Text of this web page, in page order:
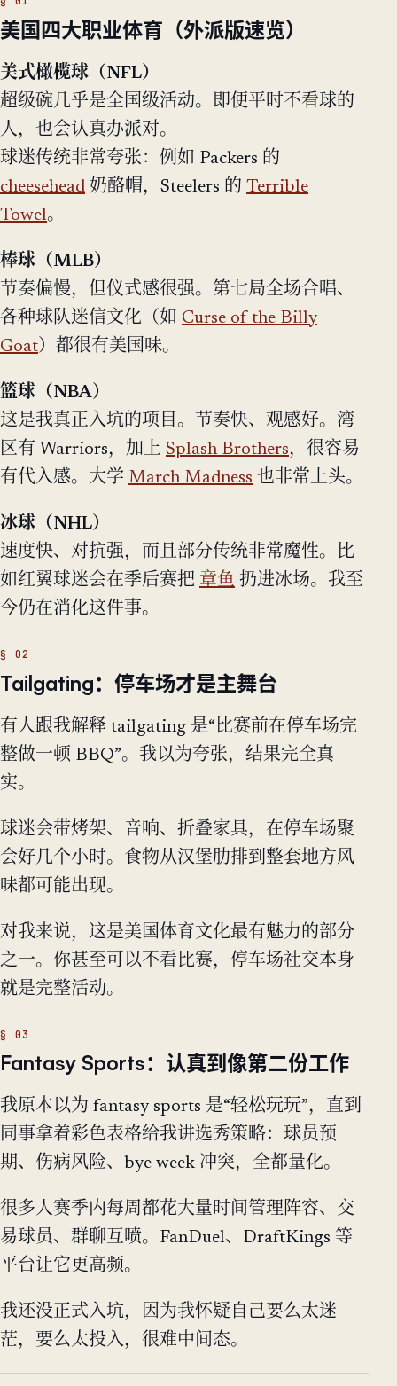
美国四大职业体育（外派版速览）
美式橄榄球（NFL）
超级碗几乎是全国级活动。即便平时不看球的
人，也会认真办派对。
球迷传统非常夸张：例如 Packers 的
cheesehead 奶酪帽，Steelers 的 Terrible
Towel。
棒球（MLB）
节奏偏慢，但仪式感很强。第七局全场合唱、
各种球队迷信文化（如 Curse of the Billy
Goat）都很有美国味。
篮球（NBA）
这是我真正入坑的项目。节奏快、观感好。湾
区有 Warriors，加上 Splash Brothers，很容易
有代入感。大学 March Madness 也非常上头。
冰球（NHL）
速度快、对抗强，而且部分传统非常魔性。比
如红翼球迷会在季后赛把 章鱼 扔进冰场。我至
今仍在消化这件事。
Tailgating：停车场才是主舞台
有人跟我解释 tailgating 是“比赛前在停车场完
整做一顿 BBQ”。我以为夸张，结果完全真
实。
球迷会带烤架、音响、折叠家具，在停车场聚
会好几个小时。食物从汉堡肋排到整套地方风
味都可能出现。
对我来说，这是美国体育文化最有魅力的部分
之一。你甚至可以不看比赛，停车场社交本身
就是完整活动。
Fantasy Sports：认真到像第二份工作
我原本以为 fantasy sports 是“轻松玩玩”，直到
同事拿着彩色表格给我讲选秀策略：球员预
期、伤病风险、bye week 冲突，全都量化。
很多人赛季内每周都花大量时间管理阵容、交
易球员、群聊互喷。FanDuel、DraftKings 等
平台让它更高频。
我还没正式入坑，因为我怀疑自己要么太迷
茫，要么太投入，很难中间态。